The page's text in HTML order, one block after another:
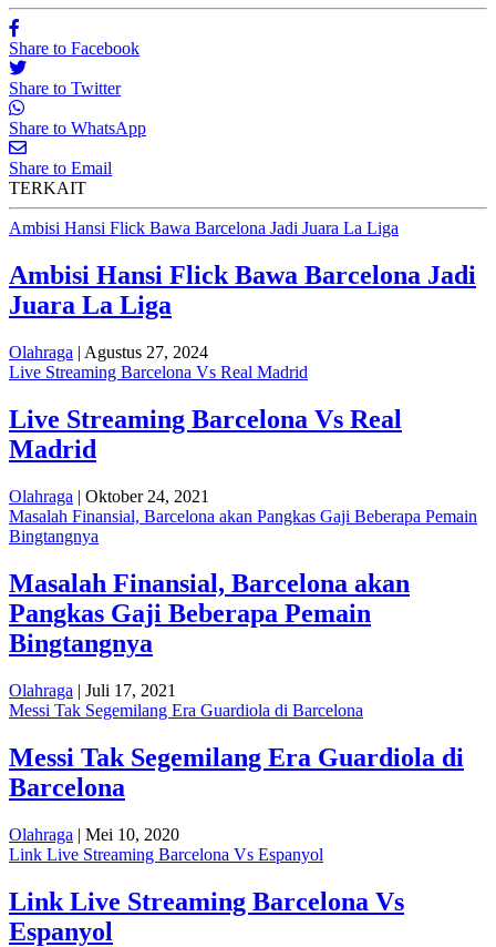
Share to Facebook
Share to Twitter
Share to WhatsApp
Share to Email
TERKAIT
Ambisi Hansi Flick Bawa Barcelona Jadi Juara La Liga
Ambisi Hansi Flick Bawa Barcelona Jadi
Juara La Liga
Olahraga | Agustus 27, 2024
Live Streaming Barcelona Vs Real Madrid
Live Streaming Barcelona Vs Real
Madrid
Olahraga | Oktober 24, 2021
Masalah Finansial, Barcelona akan Pangkas Gaji Beberapa Pemain
Bingtangnya
Masalah Finansial, Barcelona akan
Pangkas Gaji Beberapa Pemain
Bingtangnya
Olahraga | Juli 17, 2021
Messi Tak Segemilang Era Guardiola di Barcelona
Messi Tak Segemilang Era Guardiola di
Barcelona
Olahraga | Mei 10, 2020
Link Live Streaming Barcelona Vs Espanyol
Link Live Streaming Barcelona Vs
Espanyol